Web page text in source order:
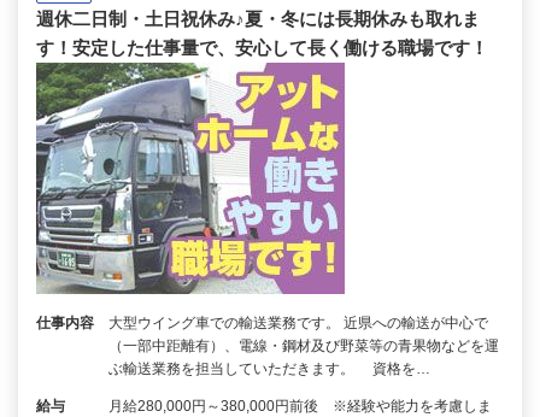
週休二日制・土日祝休み♪夏・冬には長期休みも取れま
す！安定した仕事量で、安心して長く働ける職場です！
仕事内容
大型ウイング車での輸送業務です。 近県への輸送が中心で
（一部中距離有）、電線・鋼材及び野菜等の青果物などを運
ぶ輸送業務を担当していただきます。 資格を…
給与
月給280,000円～380,000円前後 ※経験や能力を考慮しま